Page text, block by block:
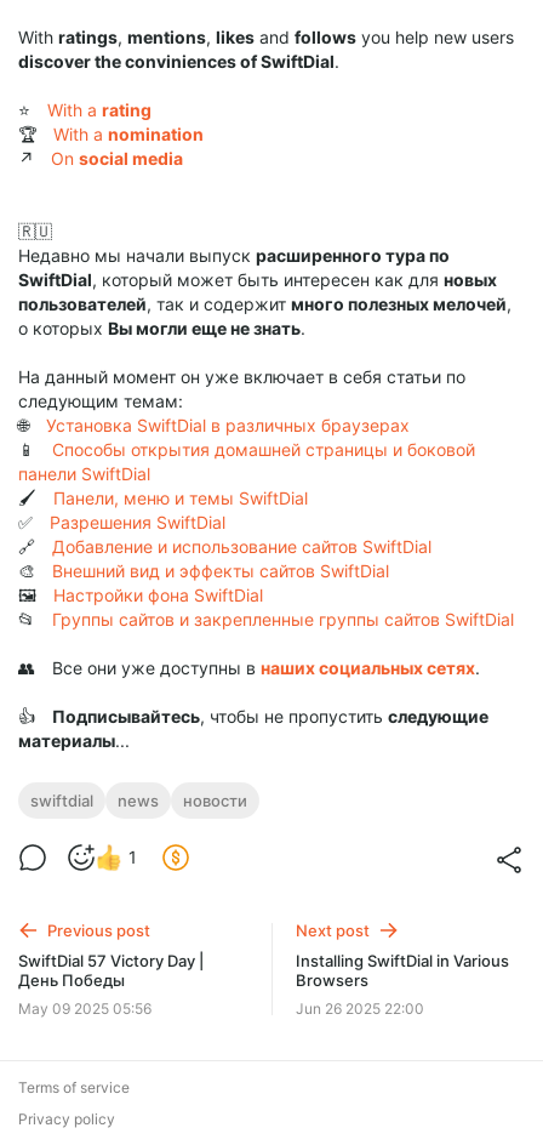
With ratings, mentions, likes and follows you help new users
discover the conviniences of SwiftDial.
⭐ With a rating
🏆 With a nomination
↗️ On social media
🇷🇺
Недавно мы начали выпуск расширенного тура по
SwiftDial, который может быть интересен как для новых
пользователей, так и содержит много полезных мелочей,
о которых Вы могли еще не знать.
На данный момент он уже включает в себя статьи по
следующим темам:
🌐 Установка SwiftDial в различных браузерах
📱 Способы открытия домашней страницы и боковой
панели SwiftDial
🖌️ Панели, меню и темы SwiftDial
✅ Разрешения SwiftDial
🔗 Добавление и использование сайтов SwiftDial
🎨 Внешний вид и эффекты сайтов SwiftDial
🖼️ Настройки фона SwiftDial
📂 Группы сайтов и закрепленные группы сайтов SwiftDial
👥 Все они уже доступны в наших социальных сетях.
👍 Подписывайтесь, чтобы не пропустить следующие
материалы...
swiftdial news новости
1
Previous post
SwiftDial 57 Victory Day |
День Победы
May 09 2025 05:56
Next post
Installing SwiftDial in Various
Browsers
Jun 26 2025 22:00
Terms of service
Privacy policy